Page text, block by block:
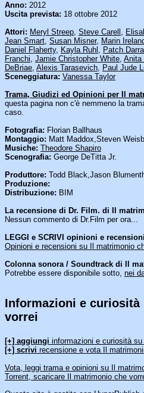
Anno: 2012
Uscita prevista: 18 ottobre 2012
Attori: Meryl Streep, Steve Carell ,
Jean Smart, Susan Misner, Marin
Daniel Flaherty, Kayla Ruhl , Patch
Franchi, Jamie Christopher White, Anita
DeBriae, Alexis Tarasevich, Paul Jude
Sceneggiatura: Vanessa Taylor
Trama, Giudizi ed Opinioni per Il
questa pagina non c'è nemmeno la
caso.
Fotografia: Florian Ballhaus
Montaggio: Matt Maddox,Steven
Musiche: Theodore Shapiro
Scenografia: George DeTitta Jr.
Produttore: Todd Black,Jason
Produzione:
Distribuzione: BIM
La recensione di Dr. Film. di Il
Nessun commento di Dr.Film per ora...
LEGGI e SCRIVI opinioni e
Opinioni e recensioni su Il matrimonio
Colonna sonora / Soundtrack di Il
Potrebbe essere disponibile sotto, nei
Informazioni e
vorrei
[+] aggiungi informazioni e curiosità
[+] scrivi recensione e vota Il
Vota, leggi trama e opinioni su Il
Torrent, scaricare Il matrimonio che